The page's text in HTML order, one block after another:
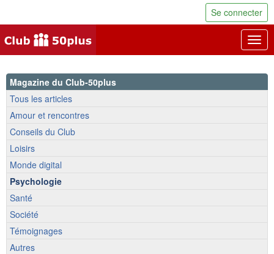
Se connecter
Magazine du Club-50plus
Tous les articles
Amour et rencontres
Conseils du Club
Loisirs
Monde digital
Psychologie
Santé
Société
Témoignages
Autres